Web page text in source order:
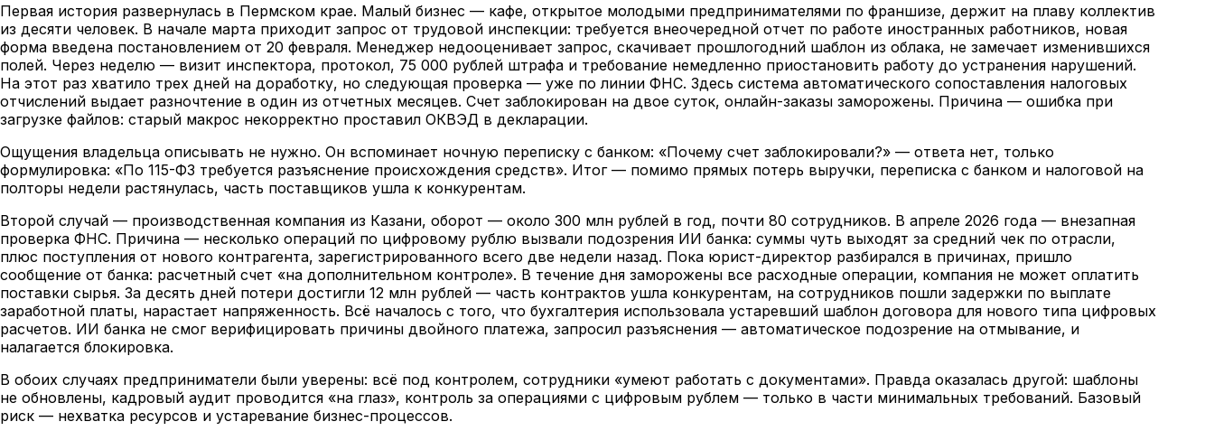
Первая история развернулась в Пермском крае. Малый бизнес — кафе, открытое молодыми предпринимателями по франшизе, держит на плаву коллектив
из десяти человек. В начале марта приходит запрос от трудовой инспекции: требуется внеочередной отчет по работе иностранных работников, новая
форма введена постановлением от 20 февраля. Менеджер недооценивает запрос, скачивает прошлогодний шаблон из облака, не замечает изменившихся
полей. Через неделю — визит инспектора, протокол, 75 000 рублей штрафа и требование немедленно приостановить работу до устранения нарушений.
На этот раз хватило трех дней на доработку, но следующая проверка — уже по линии ФНС. Здесь система автоматического сопоставления налоговых
отчислений выдает разночтение в один из отчетных месяцев. Счет заблокирован на двое суток, онлайн-заказы заморожены. Причина — ошибка при
загрузке файлов: старый макрос некорректно проставил ОКВЭД в декларации.
Ощущения владельца описывать не нужно. Он вспоминает ночную переписку с банком: «Почему счет заблокировали?» — ответа нет, только
формулировка: «По 115-ФЗ требуется разъяснение происхождения средств». Итог — помимо прямых потерь выручки, переписка с банком и налоговой на
полторы недели растянулась, часть поставщиков ушла к конкурентам.
Второй случай — производственная компания из Казани, оборот — около 300 млн рублей в год, почти 80 сотрудников. В апреле 2026 года — внезапная
проверка ФНС. Причина — несколько операций по цифровому рублю вызвали подозрения ИИ банка: суммы чуть выходят за средний чек по отрасли,
плюс поступления от нового контрагента, зарегистрированного всего две недели назад. Пока юрист-директор разбирался в причинах, пришло
сообщение от банка: расчетный счет «на дополнительном контроле». В течение дня заморожены все расходные операции, компания не может оплатить
поставки сырья. За десять дней потери достигли 12 млн рублей — часть контрактов ушла конкурентам, на сотрудников пошли задержки по выплате
заработной платы, нарастает напряженность. Всё началось с того, что бухгалтерия использовала устаревший шаблон договора для нового типа цифровых
расчетов. ИИ банка не смог верифицировать причины двойного платежа, запросил разъяснения — автоматическое подозрение на отмывание, и
налагается блокировка.
В обоих случаях предприниматели были уверены: всё под контролем, сотрудники «умеют работать с документами». Правда оказалась другой: шаблоны
не обновлены, кадровый аудит проводится «на глаз», контроль за операциями с цифровым рублем — только в части минимальных требований. Базовый
риск — нехватка ресурсов и устаревание бизнес-процессов.